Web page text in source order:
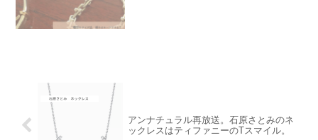
アンナチュラル再放送。石原さとみのネ
ックレスはティファニーのTスマイル。